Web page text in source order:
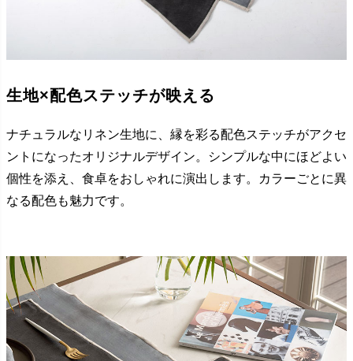
生地×配色ステッチが映える
ナチュラルなリネン生地に、縁を彩る配色ステッチがアクセ
ントになったオリジナルデザイン。シンプルな中にほどよい
個性を添え、食卓をおしゃれに演出します。カラーごとに異
なる配色も魅力です。